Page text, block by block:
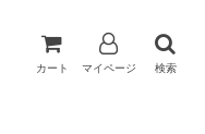
カート マイページ 検索